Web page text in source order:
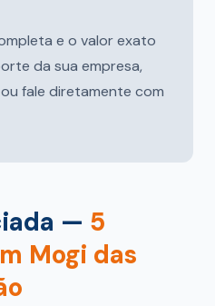
e o valor exato
da sua empresa,
fale diretamente com
— 5
Mogi das